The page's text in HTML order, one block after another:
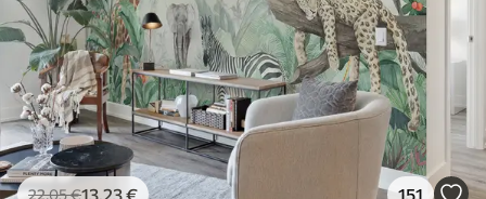
22.05€13 .23€ 151